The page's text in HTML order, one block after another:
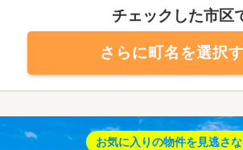
チェックした市区
さらに町名を選択
お気に入りの物件を見逃さな